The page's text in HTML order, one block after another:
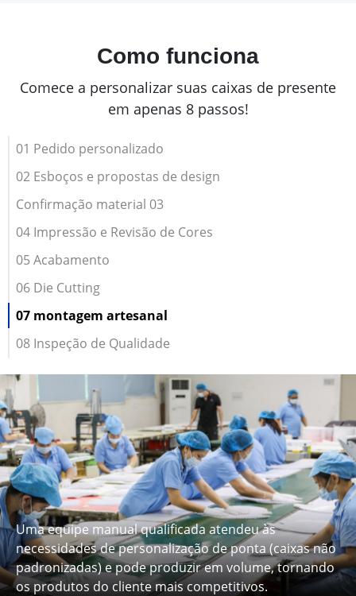
Como funciona
Comece a personalizar suas caixas de presente
em apenas 8 passos!
01 Pedido personalizado
02 Esboços e propostas de design
Confirmação material 03
04 Impressão e Revisão de Cores
05 Acabamento
06 Die Cutting
07 montagem artesanal
08 Inspeção de Qualidade
Uma equipe manual qualificada atendeu às
necessidades de personalização de ponta (caixas não
padronizadas) e pode produzir em volume, tornando
os produtos do cliente mais competitivos.